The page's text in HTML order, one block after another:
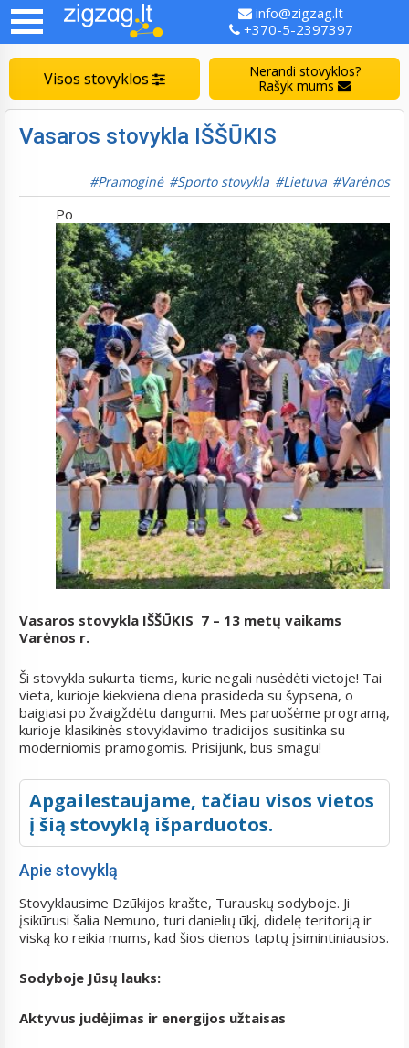
info@zigzag.lt
+370-5-2397397
Visos stovyklos
Nerandi stovyklos?
Rašyk mums
Vasaros stovykla IŠŠŪKIS
Pramoginė Sporto stovykla Lietuva Varėnos
Po
Vasaros stovykla IŠŠŪKIS 7 – 13 metų vaikams
Varėnos r.
Ši stovykla sukurta tiems, kurie negali nusėdėti vietoje! Tai
vieta, kurioje kiekviena diena prasideda su šypsena, o
baigiasi po žvaigždėtu dangumi. Mes paruošėme programą,
kurioje klasikinės stovyklavimo tradicijos susitinka su
moderniomis pramogomis. Prisijunk, bus smagu!
Apgailestaujame, tačiau visos vietos
į šią stovyklą išparduotos.
Apie stovyklą
Stovyklausime Dzūkijos krašte, Turauskų sodyboje. Ji
įsikūrusi šalia Nemuno, turi danielių ūkį, didelę teritoriją ir
viską ko reikia mums, kad šios dienos taptų įsimintiniausios.
Sodyboje Jūsų lauks:
Aktyvus judėjimas ir energijos užtaisas